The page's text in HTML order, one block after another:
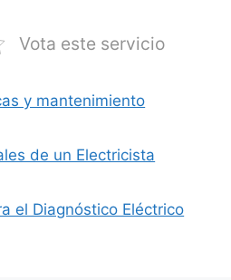
Vota este servicio
y mantenimiento
de un Electricista
el Diagnóstico Eléctrico